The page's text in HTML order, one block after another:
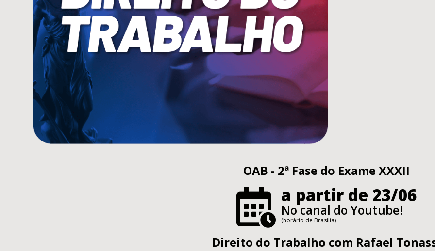
OAB - 2ª Fase do Exame XXXII
a partir de 23/06
No canal do Youtube!
(horário de Brasília)
Direito do Trabalho com Rafael